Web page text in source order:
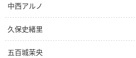
中西アルノ
久保史緒里
五百城茉央